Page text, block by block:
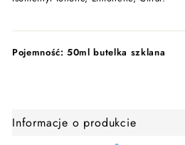
Pojemność: 50ml butelka szklana
Informacje o produkcie